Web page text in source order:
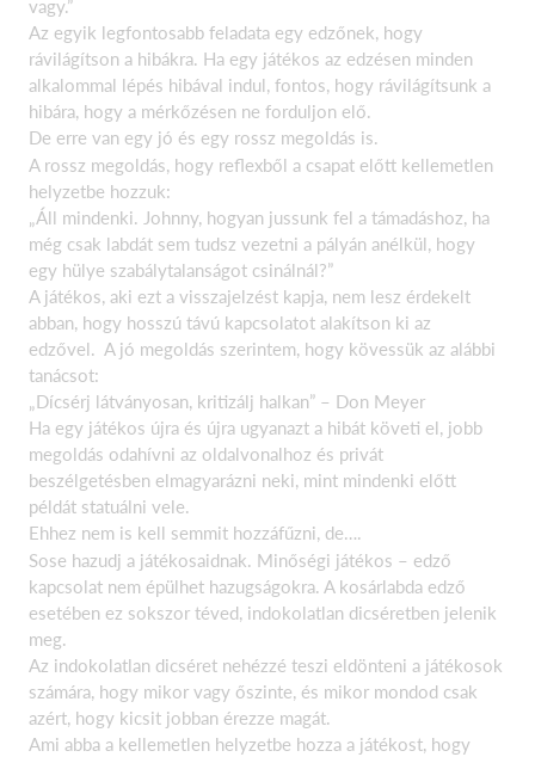
vagy.”
Az egyik legfontosabb feladata egy edzőnek, hogy
rávilágítson a hibákra. Ha egy játékos az edzésen minden
alkalommal lépés hibával indul, fontos, hogy rávilágítsunk a
hibára, hogy a mérkőzésen ne forduljon elő.
De erre van egy jó és egy rossz megoldás is.
A rossz megoldás, hogy reflexből a csapat előtt kellemetlen
helyzetbe hozzuk:
„Áll mindenki. Johnny, hogyan jussunk fel a támadáshoz, ha
még csak labdát sem tudsz vezetni a pályán anélkül, hogy
egy hülye szabálytalanságot csinálnál?”
A játékos, aki ezt a visszajelzést kapja, nem lesz érdekelt
abban, hogy hosszú távú kapcsolatot alakítson ki az
edzővel. A jó megoldás szerintem, hogy kövessük az alábbi
tanácsot:
„Dícsérj látványosan, kritizálj halkan” – Don Meyer
Ha egy játékos újra és újra ugyanazt a hibát követi el, jobb
megoldás odahívni az oldalvonalhoz és privát
beszélgetésben elmagyarázni neki, mint mindenki előtt
példát statuálni vele.
Ehhez nem is kell semmit hozzáfűzni, de….
Sose hazudj a játékosaidnak. Minőségi játékos – edző
kapcsolat nem épülhet hazugságokra. A kosárlabda edző
esetében ez sokszor téved, indokolatlan dicséretben jelenik
meg.
Az indokolatlan dicséret nehézzé teszi eldönteni a játékosok
számára, hogy mikor vagy őszinte, és mikor mondod csak
azért, hogy kicsit jobban érezze magát.
Ami abba a kellemetlen helyzetbe hozza a játékost, hogy